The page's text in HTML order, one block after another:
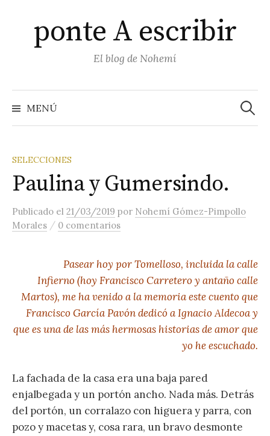
contenido
ponte A escribir
El blog de Nohemí
MENÚ
SELECCIONES
Paulina y Gumersindo.
Publicado el 21/03/2019 por Nohemí Gómez-Pimpollo
Morales / 0 comentarios
Pasear hoy por Tomelloso, incluida la calle
Infierno (hoy Francisco Carretero y antaño calle
Martos), me ha venido a la memoria este cuento que
Francisco García Pavón dedicó a Ignacio Aldecoa y
que es una de las más hermosas historias de amor que
yo he escuchado.
La fachada de la casa era una baja pared
enjalbegada y un portón ancho. Nada más. Detrás
del portón, un corralazo con higuera y parra, con
pozo y macetas y, cosa rara, un bravo desmonte